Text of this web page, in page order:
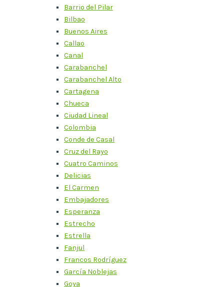
Barrio del Pilar
Bilbao
Buenos Aires
Callao
Canal
Carabanchel
Carabanchel Alto
Cartagena
Chueca
Ciudad Lineal
Colombia
Conde de Casal
Cruz del Rayo
Cuatro Caminos
Delicias
El Carmen
Embajadores
Esperanza
Estrecho
Estrella
Fanjul
Francos Rodríguez
García Noblejas
Goya